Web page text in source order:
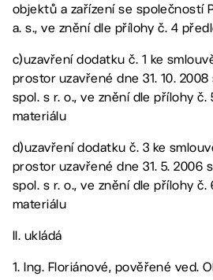
objektů a zařízení se společností
a. s., ve znění dle přílohy č. 4
c)uzavření dodatku č. 1 ke
prostor uzavřené dne 31. 10.
spol. s r. o., ve znění dle přílohy č.
materiálu
d)uzavření dodatku č. 3 ke
prostor uzavřené dne 31. 5. 2006
spol. s r. o., ve znění dle přílohy
materiálu
II. ukládá
1. Ing. Floriánové, pověřené ved.